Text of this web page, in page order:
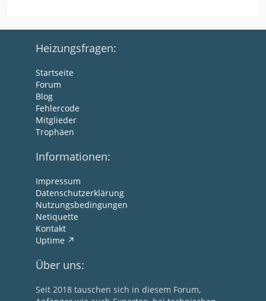
Heizungsfragen:
Startseite
Forum
Blog
Fehlercode
Mitglieder
Trophäen
Informationen:
Impressum
Datenschutzerklärung
Nutzungsbedingungen
Netiquette
Kontakt
Uptime
Über uns:
Seit 2018 tauschen sich in diesem Forum,